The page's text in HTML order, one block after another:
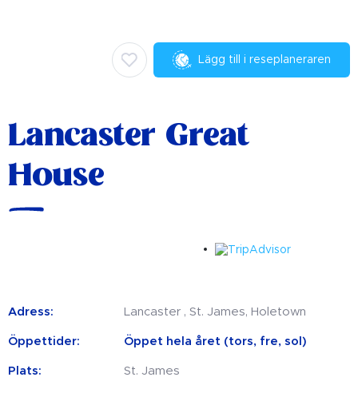
Lägg till i reseplaneraren
Lancaster Great
House
Adress: Lancaster , St. James, Holetown
Öppettider: Öppet hela året (tors, fre, sol)
Plats: St. James